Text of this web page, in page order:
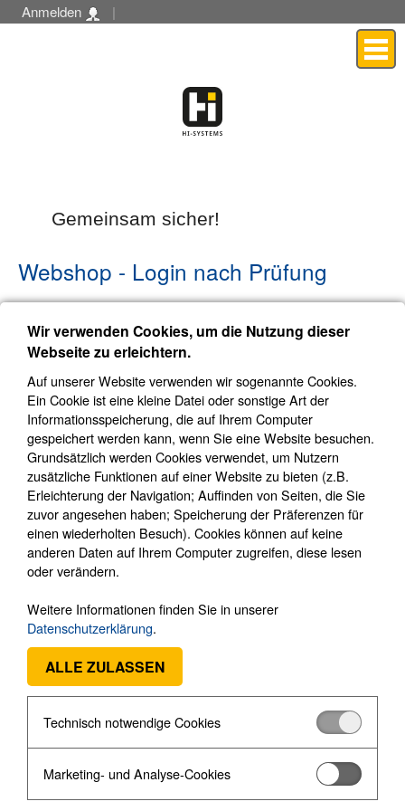
Gemeinsam sicher!
Webshop - Login nach Prüfung
Gewerbeberechtigte
Suchen:
Produkte je Seite: 15 30 60
Alarmsysteme►
Bodycams►
Medientechnik▼
Hikvision►
Sprechanlagen►
Zutrittskontrolle
►
Anmelden |
Wir verwenden Cookies, um die Nutzung dieser
Webseite zu erleichtern.
Auf unserer Website verwenden wir sogenannte Cookies.
Ein Cookie ist eine kleine Datei oder sonstige Art der
Informationsspeicherung, die auf Ihrem Computer
gespeichert werden kann, wenn Sie eine Website besuchen.
Grundsätzlich werden Cookies verwendet, um Nutzern
zusätzliche Funktionen auf einer Website zu bieten (z.B.
Erleichterung der Navigation; Auffinden von Seiten, die Sie
zuvor angesehen haben; Speicherung der Präferenzen für
einen wiederholten Besuch). Cookies können auf keine
anderen Daten auf Ihrem Computer zugreifen, diese lesen
oder verändern.
Weitere Informationen finden Sie in unserer
Datenschutzerklärung.
ALLE ZULASSEN
Technisch notwendige Cookies
Marketing- und Analyse-Cookies